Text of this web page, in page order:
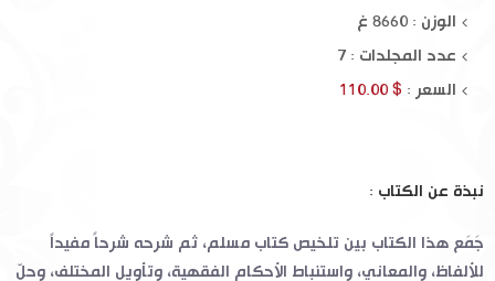
الوزن : 8660 غ
عدد المجلدات : 7
السعر : $ 110.00
نبذة عن الكتاب :
جَمَع هذا الكتاب بين تلخيص كتاب مسلم، ثم شرحه شرحاً مفيداً
للألفاظ، والمعاني، واستنباط الأحكام الفقهية، وتأويل المختلف، وحلّ